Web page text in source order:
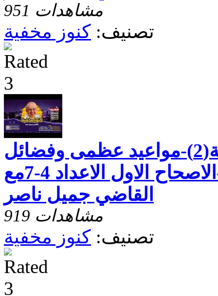
951 مشاهدات
تصنيف: كنوز مخفية
رسالة بطرس الثانية(2)-مواعيد عظمى وفضائل
للحياة العملية-الاصحاح الاول الاعداد 4-7مع
القاضي جميل ناصر
919 مشاهدات
تصنيف: كنوز مخفية